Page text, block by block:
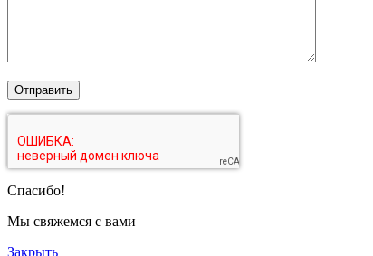
Спасибо!
Мы свяжемся с вами
Закрыть